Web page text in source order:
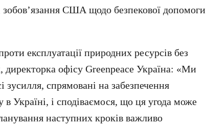
зобов’язання США щодо безпекової допомоги
експлуатації природних ресурсів без
директорка офісу Greenpeace Україна: «Ми
зусилля, спрямовані на забезпечення
в Україні, і сподіваємося, що ця угода може
наступних кроків важливо